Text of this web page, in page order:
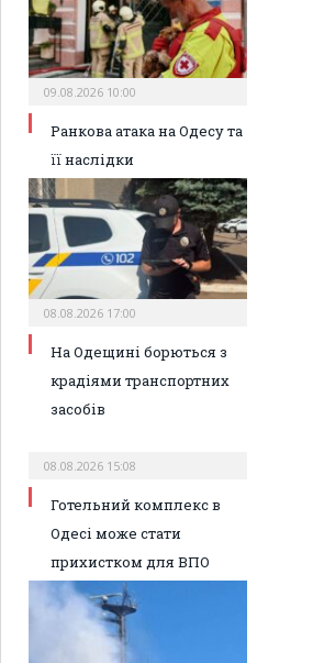
09.08.2026 10:00
Ранкова атака на Одесу та
її наслідки
08.08.2026 17:00
На Одещині борються з
крадіями транспортних
засобів
08.08.2026 15:08
Готельний комплекс в
Одесі може стати
прихистком для ВПО